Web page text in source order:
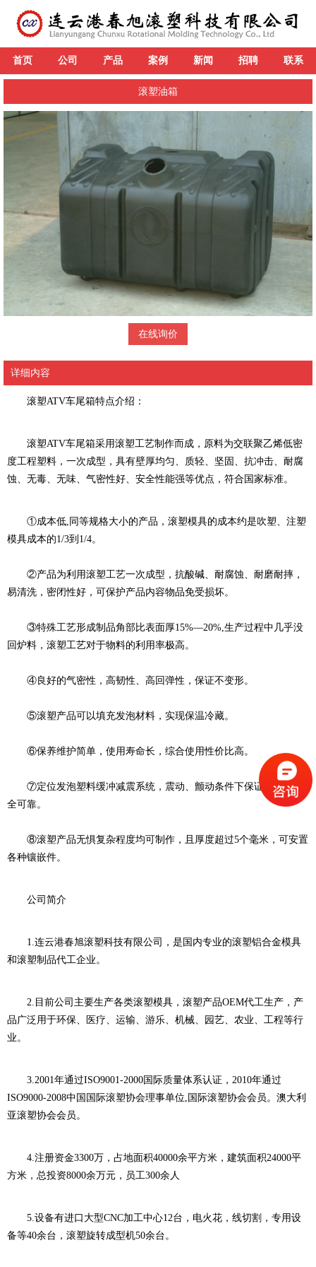
首页 公司 产品 案例 新闻 招聘 联系
滚塑油箱
在线询价
详细内容
滚塑ATV车尾箱特点介绍：
滚塑ATV车尾箱采用滚塑工艺制作而成，原料为交联聚乙烯低密
度工程塑料，一次成型，具有壁厚均匀、质轻、坚固、抗冲击、耐腐
蚀、无毒、无味、气密性好、安全性能强等优点，符合国家标准。
①成本低,同等规格大小的产品，滚塑模具的成本约是吹塑、注塑
模具成本的1/3到1/4。
②产品为利用滚塑工艺一次成型，抗酸碱、耐腐蚀、耐磨耐摔，
易清洗，密闭性好，可保护产品内容物品免受损坏。
③特殊工艺形成制品角部比表面厚15%—20%,生产过程中几乎没
回炉料，滚塑工艺对于物料的利用率极高。
④良好的气密性，高韧性、高回弹性，保证不变形。
⑤滚塑产品可以填充发泡材料，实现保温冷藏。
⑥保养维护简单，使用寿命长，综合使用性价比高。
⑦定位发泡塑料缓冲减震系统，震动、颤动条件下保证承运件安
全可靠。
⑧滚塑产品无惧复杂程度均可制作，且厚度超过5个毫米，可安置
各种镶嵌件。
公司简介
1.连云港春旭滚塑科技有限公司，是国内专业的滚塑铝合金模具
和滚塑制品代工企业。
2.目前公司主要生产各类滚塑模具，滚塑产品OEM代工生产，产
品广泛用于环保、医疗、运输、游乐、机械、园艺、农业、工程等行
业。
3.2001年通过ISO9001-2000国际质量体系认证，2010年通过
ISO9000-2008中国国际滚塑协会理事单位,国际滚塑协会会员。澳大利
亚滚塑协会会员。
4.注册资金3300万，占地面积40000余平方米，建筑面积24000平
方米，总投资8000余万元，员工300余人
5.设备有进口大型CNC加工中心12台，电火花，线切割，专用设
备等40余台，滚塑旋转成型机50余台。